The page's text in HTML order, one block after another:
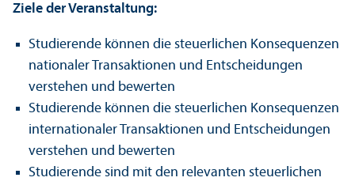
Ziele der Veranstaltung:
Studierende können die steuerlichen Konsequenzen
nationaler Trans­aktionen und Entscheidungen
verstehen und bewerten
Studierende können die steuerlichen Konsequenzen
internationaler Trans­aktionen und Entscheidungen
verstehen und bewerten
Studierende sind mit den relevanten steuerlichen